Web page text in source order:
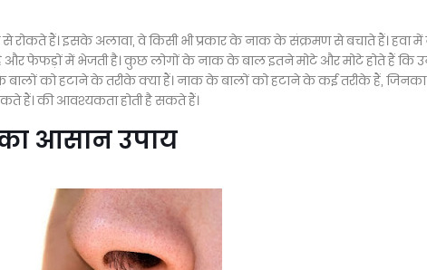
हैं। इसके अलावा, वे किसी भी प्रकार के नाक के संक्रमण से बचाते हैं। हवा में
और फेफड़ों में भेजती है। कुछ लोगों के नाक के बाल इतने मोटे और मोटे होते हैं कि
बालों को हटाने के तरीके क्या हैं। नाक के बालों को हटाने के कई तरीके हैं, जिनका
की आवश्यकता होती है सकते हैं।
आसान उपाय